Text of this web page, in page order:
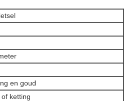
en goud
ketting